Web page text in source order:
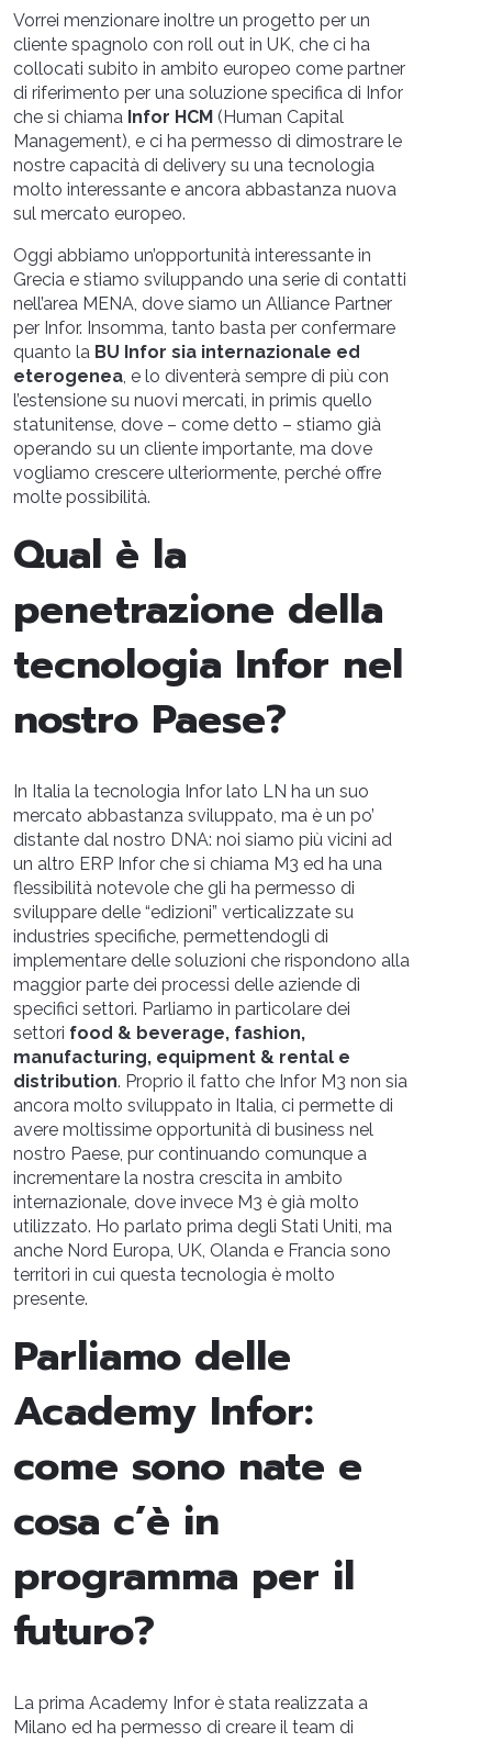
Vorrei menzionare inoltre un progetto per un
cliente spagnolo con roll out in UK, che ci ha
collocati subito in ambito europeo come partner
di riferimento per una soluzione specifica di Infor
che si chiama Infor HCM (Human Capital
Management), e ci ha permesso di dimostrare le
nostre capacità di delivery su una tecnologia
molto interessante e ancora abbastanza nuova
sul mercato europeo.
Oggi abbiamo un’opportunità interessante in
Grecia e stiamo sviluppando una serie di contatti
nell’area MENA, dove siamo un Alliance Partner
per Infor. Insomma, tanto basta per confermare
quanto la BU Infor sia internazionale ed
eterogenea, e lo diventerà sempre di più con
l’estensione su nuovi mercati, in primis quello
statunitense, dove – come detto – stiamo già
operando su un cliente importante, ma dove
vogliamo crescere ulteriormente, perché offre
molte possibilità.
Qual è la
penetrazione della
tecnologia Infor nel
nostro Paese?
In Italia la tecnologia Infor lato LN ha un suo
mercato abbastanza sviluppato, ma è un po’
distante dal nostro DNA: noi siamo più vicini ad
un altro ERP Infor che si chiama M3 ed ha una
flessibilità notevole che gli ha permesso di
sviluppare delle “edizioni” verticalizzate su
industries specifiche, permettendogli di
implementare delle soluzioni che rispondono alla
maggior parte dei processi delle aziende di
specifici settori. Parliamo in particolare dei
settori food & beverage, fashion,
manufacturing, equipment & rental e
distribution. Proprio il fatto che Infor M3 non sia
ancora molto sviluppato in Italia, ci permette di
avere moltissime opportunità di business nel
nostro Paese, pur continuando comunque a
incrementare la nostra crescita in ambito
internazionale, dove invece M3 è già molto
utilizzato. Ho parlato prima degli Stati Uniti, ma
anche Nord Europa, UK, Olanda e Francia sono
territori in cui questa tecnologia è molto
presente.
Parliamo delle
Academy Infor:
come sono nate e
cosa c’è in
programma per il
futuro?
La prima Academy Infor è stata realizzata a
Milano ed ha permesso di creare il team di